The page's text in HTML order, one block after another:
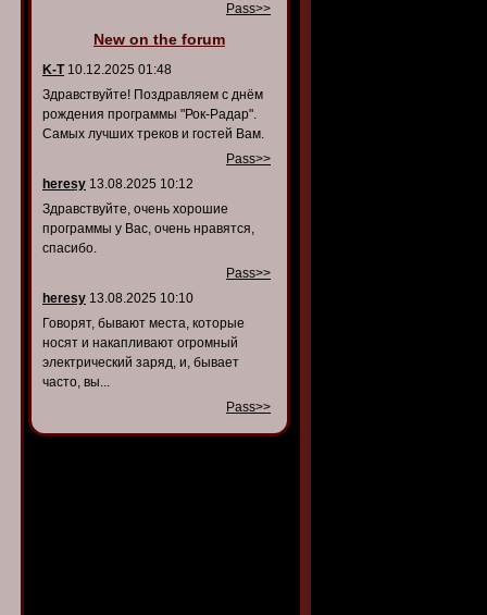
Pass>>
New on the forum
K-T10.12.2025 01:48
Здравствуйте! Поздравляем с днём
рождения программы "Рок-Радар".
Самых лучших треков и гостей Вам.
Pass>>
heresy 13.08.2025 10:12
Здравствуйте, очень хорошие
программы у Вас, очень нравятся,
спасибо.
Pass>>
heresy 13.08.2025 10:10
Говорят, бывают места, которые
носят и накапливают огромный
электрический заряд, и, бывает
часто, вы...
Pass>>